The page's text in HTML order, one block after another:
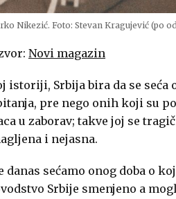
Nikezić. Foto: Stevan Kragujević (po
Novi magazin
istoriji, Srbija bira da se seća
pre nego onih koji su
u zaborav; takve joj se
i nejasna.
sećamo onog doba o
Srbije smenjeno a